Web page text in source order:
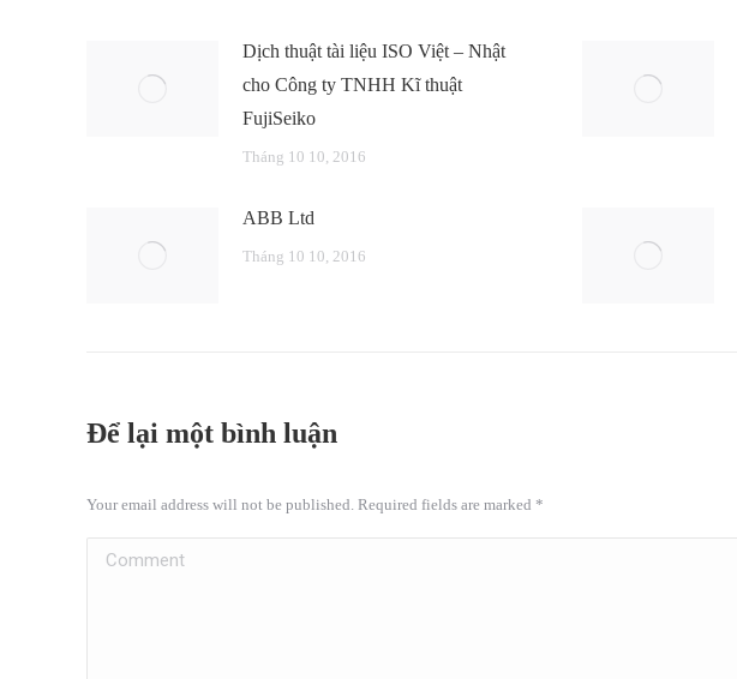
Dịch thuật tài liệu ISO Việt – Nhật
cho Công ty TNHH Kĩ thuật
FujiSeiko
Tháng 10 10, 2016
ABB Ltd
Tháng 10 10, 2016
Để lại một bình luận
Your email address will not be published. Required fields are marked *
Comment